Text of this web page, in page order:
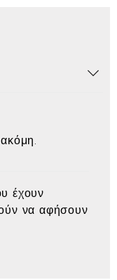
έχουν
να αφήσουν